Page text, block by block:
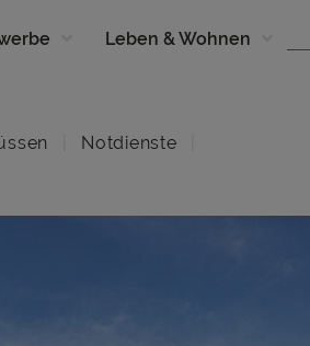
Leben & Wohnen
Notdienste